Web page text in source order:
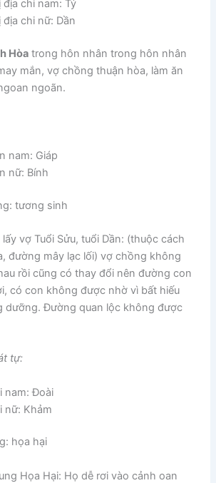
địa chi nam: Tý
địa chi nữ: Dần
Hòa trong hôn nhân trong hôn nhân
mắn, vợ chồng thuận hòa, làm ăn
ngoãn.
nam: Giáp
nữ: Bính
tương sinh
lấy vợ Tuổi Sửu, tuổi Dần: (thuộc cách
đường mây lạc lối) vợ chồng không
rồi cũng có thay đổi nên đường con
có con không được nhờ vì bất hiếu
dưỡng. Đường quan lộc không được
tự:
nam: Đoài
nữ: Khảm
họa hại
Họa Hại: Họ dễ rơi vào cảnh oan